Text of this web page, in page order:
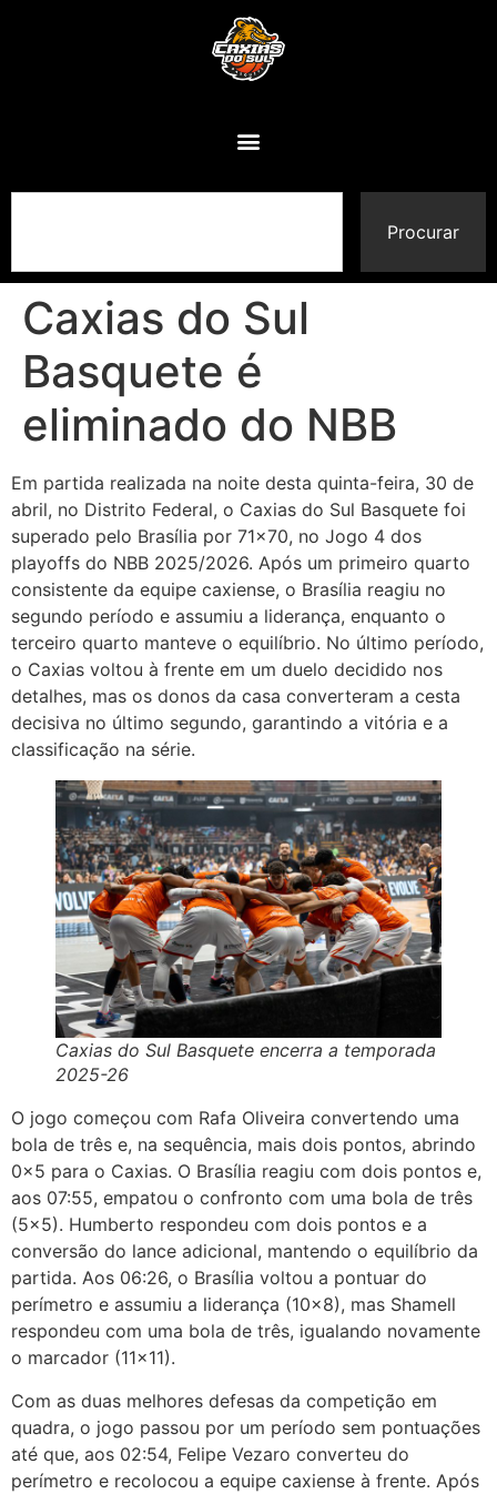
Procurar
Caxias do Sul
Basquete é
eliminado do NBB
Em partida realizada na noite desta quinta-feira, 30 de
abril, no Distrito Federal, o Caxias do Sul Basquete foi
superado pelo Brasília por 71×70, no Jogo 4 dos
playoffs do NBB 2025/2026. Após um primeiro quarto
consistente da equipe caxiense, o Brasília reagiu no
segundo período e assumiu a liderança, enquanto o
terceiro quarto manteve o equilíbrio. No último período,
o Caxias voltou à frente em um duelo decidido nos
detalhes, mas os donos da casa converteram a cesta
decisiva no último segundo, garantindo a vitória e a
classificação na série.
Caxias do Sul Basquete encerra a temporada
2025-26
O jogo começou com Rafa Oliveira convertendo uma
bola de três e, na sequência, mais dois pontos, abrindo
0x5 para o Caxias. O Brasília reagiu com dois pontos e,
aos 07:55, empatou o confronto com uma bola de três
(5×5). Humberto respondeu com dois pontos e a
conversão do lance adicional, mantendo o equilíbrio da
partida. Aos 06:26, o Brasília voltou a pontuar do
perímetro e assumiu a liderança (10×8), mas Shamell
respondeu com uma bola de três, igualando novamente
o marcador (11×11).
Com as duas melhores defesas da competição em
quadra, o jogo passou por um período sem pontuações
até que, aos 02:54, Felipe Vezaro converteu do
perímetro e recolocou a equipe caxiense à frente. Após